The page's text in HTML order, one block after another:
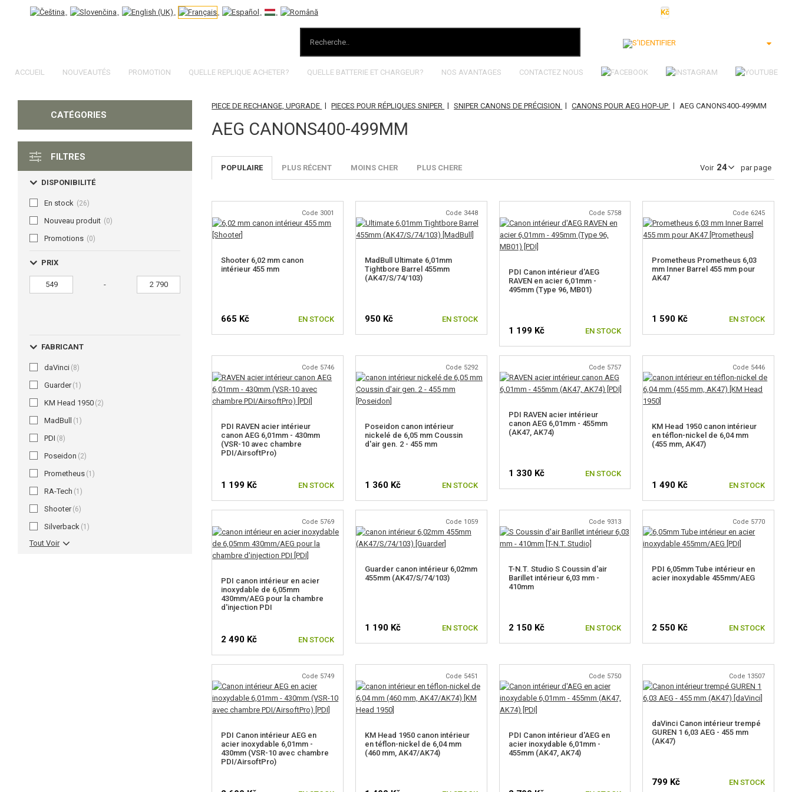
Kč
ACCUEIL NOUVEAUTÉS PROMOTION QUELLE REPLIQUE ACHETER? QUELLE BATTERIE ET CHARGEUR? NOS AVANTAGES CONTACTEZ NOUS
CATÉGORIES
FILTRES
DISPONIBILITÉ
En stock (26)
Nouveau produit (0)
Promotions (0)
PRIX
-
FABRICANT
daVinci (8)
Guarder (1)
KM Head 1950 (2)
MadBull (1)
PDI (8)
Poseidon (2)
Prometheus (1)
RA-Tech (1)
Shooter (6)
Silverback (1)
Tout Voir
PIECE DE RECHANGE, UPGRADE | PIECES POUR RÉPLIQUES SNIPER | SNIPER CANONS DE PRÉCISION | CANONS POUR AEG HOP-UP | AEG CANONS400-499MM
AEG CANONS400-499MM
Voir par page
POPULAIRE PLUS RÉCENT MOINS CHER PLUS CHERE
Code 3001
Shooter 6,02 mm canon
intérieur 455 mm
665 Kč EN STOCK
Code 3448
MadBull Ultimate 6,01mm
Tightbore Barrel 455mm
(AK47/S/74/103)
950 Kč EN STOCK
Code 5758
PDI Canon intérieur d'AEG
RAVEN en acier 6,01mm -
495mm (Type 96, MB01)
1 199 Kč EN STOCK
Code 6245
Prometheus Prometheus 6,03
mm Inner Barrel 455 mm pour
AK47
1 590 Kč EN STOCK
Code 5746
PDI RAVEN acier intérieur
canon AEG 6,01mm - 430mm
(VSR-10 avec chambre
PDI/AirsoftPro)
1 199 Kč EN STOCK
Code 5292
Poseidon canon intérieur
nickelé de 6,05 mm Coussin
d'air gen. 2 - 455 mm
1 360 Kč EN STOCK
Code 5757
PDI RAVEN acier intérieur
canon AEG 6,01mm - 455mm
(AK47, AK74)
1 330 Kč EN STOCK
Code 5446
KM Head 1950 canon intérieur
en téflon-nickel de 6,04 mm
(455 mm, AK47)
1 490 Kč EN STOCK
Code 5769
PDI canon intérieur en acier
inoxydable de 6,05mm
430mm/AEG pour la chambre
d'injection PDI
2 490 Kč EN STOCK
Code 1059
Guarder canon intérieur 6,02mm
455mm (AK47/S/74/103)
1 190 Kč EN STOCK
Code 9313
T-N.T. Studio S Coussin d'air
Barillet intérieur 6,03 mm -
410mm
2 150 Kč EN STOCK
Code 5770
PDI 6,05mm Tube intérieur en
acier inoxydable 455mm/AEG
2 550 Kč EN STOCK
Code 5749
PDI Canon intérieur AEG en
acier inoxydable 6,01mm -
430mm (VSR-10 avec chambre
PDI/AirsoftPro)
Code 5451
KM Head 1950 canon intérieur
en téflon-nickel de 6,04 mm
(460 mm, AK47/AK74)
Code 5750
PDI Canon intérieur d'AEG en
acier inoxydable 6,01mm -
455mm (AK47, AK74)
Code 13507
daVinci Canon intérieur trempé
GUREN 1 6,03 AEG - 455 mm
(AK47)
799 Kč EN STOCK